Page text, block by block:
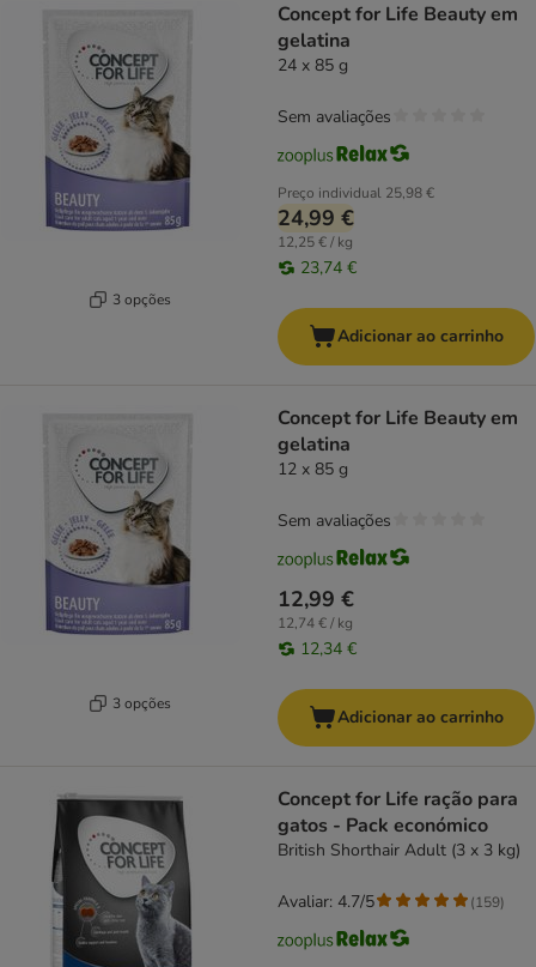
3 opções
Concept for Life Beauty em
gelatina
24 x 85 g
Preço individual 25,98 €
24,99 €
12,25 € / kg
23,74 €
Sem avaliações
Adicionar ao carrinho
3 opções
Concept for Life Beauty em
gelatina
12 x 85 g
12,99 €
12,74 € / kg
12,34 €
Sem avaliações
Adicionar ao carrinho
Concept for Life ração para
gatos - Pack económico
British Shorthair Adult (3 x 3 kg)
Avaliar: 4.7/5 (159)